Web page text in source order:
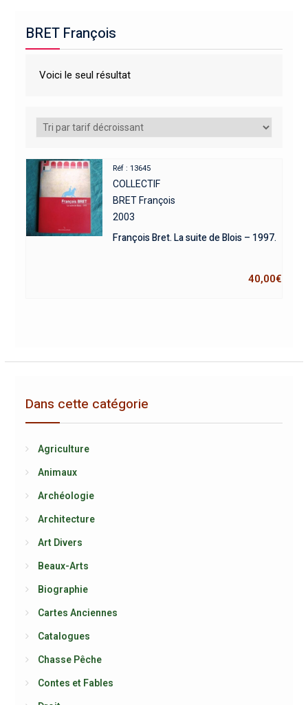
BRET François
Voici le seul résultat
Réf : 13645
COLLECTIF
BRET François
2003
François Bret. La suite de Blois – 1997.
40,00€
Dans cette catégorie
Agriculture
Animaux
Archéologie
Architecture
Art Divers
Beaux-Arts
Biographie
Cartes Anciennes
Catalogues
Chasse Pêche
Contes et Fables